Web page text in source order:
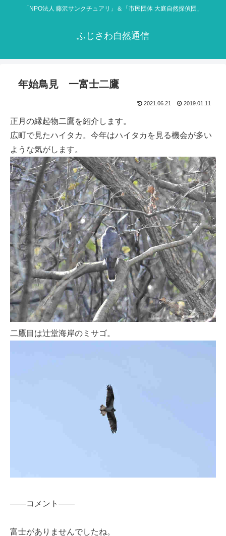
「NPO法人 藤沢サンクチュアリ」＆「市民団体 大庭自然探偵団」
ふじさわ自然通信
年始鳥見 一富士二鷹
2021.06.21 2019.01.11
正月の縁起物二鷹を紹介します。
広町で見たハイタカ。今年はハイタカを見る機会が多い
ような気がします。
二鷹目は辻堂海岸のミサゴ。
——コメント——
富士がありませんでしたね。